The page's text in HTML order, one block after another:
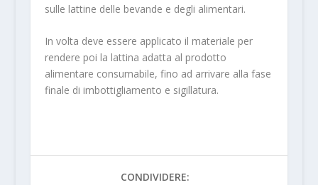
sulle lattine delle bevande e degli alimentari.
In volta deve essere applicato il materiale per
rendere poi la lattina adatta al prodotto
alimentare consumabile, fino ad arrivare alla fase
finale di imbottigliamento e sigillatura.
CONDIVIDERE: